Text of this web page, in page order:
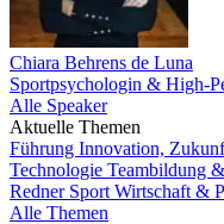
Chiara Behrens de Luna
Sportpsychologin & High-
Alle Speaker
Aktuelle Themen
Führung Innovation,
Technologie Teambildung
Redner Sport Wirtschaft &
Alle Themen